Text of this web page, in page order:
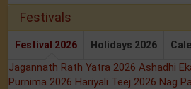
Festivals
Festival 2026 Holidays 2026
Jagannath Rath Yatra 2026 Ashadhi
Purnima 2026 Hariyali Teej 2026 Nag